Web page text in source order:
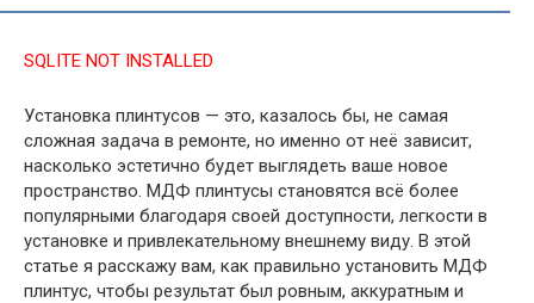
SQLITE NOT INSTALLED
Установка плинтусов — это, казалось бы, не самая
сложная задача в ремонте, но именно от неё зависит,
насколько эстетично будет выглядеть ваше новое
пространство. МДФ плинтусы становятся всё более
популярными благодаря своей доступности, легкости в
установке и привлекательному внешнему виду. В этой
статье я расскажу вам, как правильно установить МДФ
плинтус, чтобы результат был ровным, аккуратным и